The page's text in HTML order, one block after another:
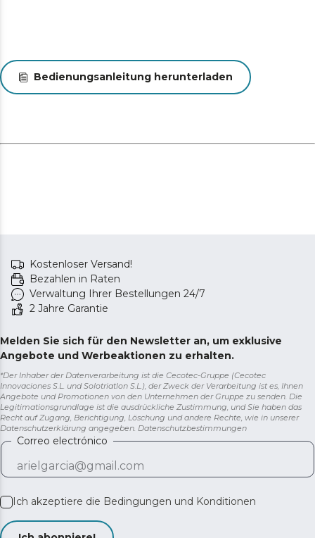
Bedienungsanleitung herunterladen
Kostenloser Versand!
Bezahlen in Raten
Verwaltung Ihrer Bestellungen 24/7
2 Jahre Garantie
Melden Sie sich für den Newsletter an, um exklusive
Angebote und Werbeaktionen zu erhalten.
*Der Inhaber der Datenverarbeitung ist die Cecotec-Gruppe (Cecotec
Innovaciones S.L. und Solotriatlon S.L.), der Zweck der Verarbeitung ist es, Ihnen
Angebote und Promotionen von den Unternehmen der Gruppe zu senden. Die
Legitimationsgrundlage ist die ausdrückliche Zustimmung, und Sie haben das
Recht auf Zugang, Berichtigung, Löschung und andere Rechte, wie in unserer
Datenschutzerklärung angegeben. Datenschutzbestimmungen
Correo electrónico
Ich akzeptiere die Bedingungen und Konditionen